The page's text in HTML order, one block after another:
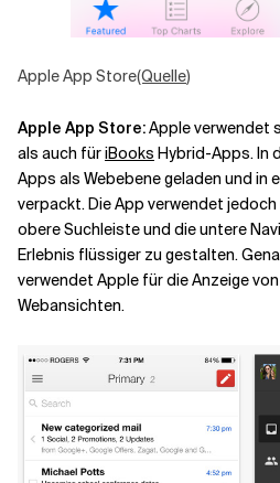
Apple App Store(Quelle)
Apple App Store:Apple verwendet
als auch füriBooks Hybrid-Apps. In
Apps als Webebene geladen und in
verpackt. Die App verwendet
obere Suchleiste und die untere
Erlebnis flüssiger zu gestalten.
verwendet Apple für die Anzeige
Webansichten.